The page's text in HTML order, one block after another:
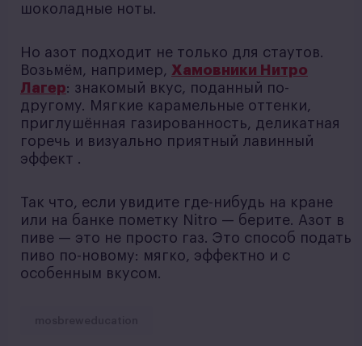
шоколадные ноты.
Но азот подходит не только для стаутов.
Возьмём, например, Хамовники Нитро
Лагер: знакомый вкус, поданный по-
другому. Мягкие карамельные оттенки,
приглушённая газированность, деликатная
горечь и визуально приятный лавинный
эффект .
Так что, если увидите где-нибудь на кране
или на банке пометку Nitro — берите. Азот в
пиве — это не просто газ. Это способ подать
пиво по-новому: мягко, эффектно и с
особенным вкусом.